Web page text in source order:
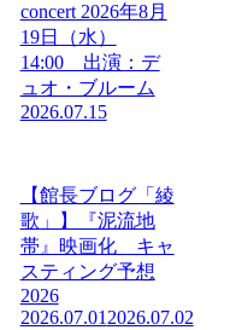
concert 2026年8月
19日（水）
14:00 出演：デ
ュオ・ブルーム
2026.07.15
【館長ブログ「綾
歌」】『泥流地
帯』映画化 キャ
スティング予想
2026
2026.07.01 2026.07.02